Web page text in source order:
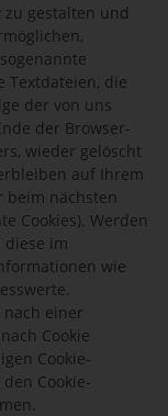
gestalten und
Textdateien, die
der von uns
der Browser-
wieder gelöscht
auf Ihrem
beim nächsten
Cookies). Werden
diese im
wie
nach einer
Cookie
Cookie-
Cookie-